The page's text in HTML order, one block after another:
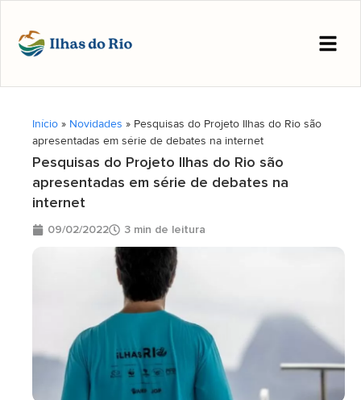
Início » Novidades » Pesquisas do Projeto Ilhas do Rio são
apresentadas em série de debates na internet
Pesquisas do Projeto Ilhas do Rio são
apresentadas em série de debates na
internet
09/02/2022 3 min de leitura